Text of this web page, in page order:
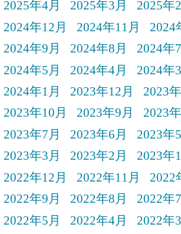
2025年4月
2025年3月 2025年
2024年12月
2024年11月
2024
2024年9月
2024年8月 2024年
2024年5月
2024年4月 2024年
2024年1月
2023年12月
2023
2023年10月
2023年9月
2023
2023年7月
2023年6月 2023年
2023年3月
2023年2月
2023年
2022年12月
2022年11月
2022
2022年9月
2022年8月 2022年
2022年5月
2022年4月 2022年